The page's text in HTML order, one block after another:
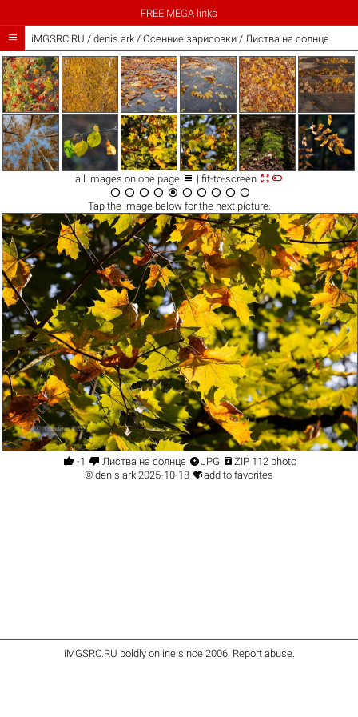
FREE MEGA links
 iMGSRC.RU / denis.ark/ Осенние зарисовки / Листва на солнце
all images on one page  | fit-to-screen 
         
Tap the imagebelow for the next picture.
 -1  Листва на солнце JPG  ZIP 112 photo
© denis.ark 2025-10-18 add to favorites
iMGSRC.RU boldly online since 2006. Report abuse.